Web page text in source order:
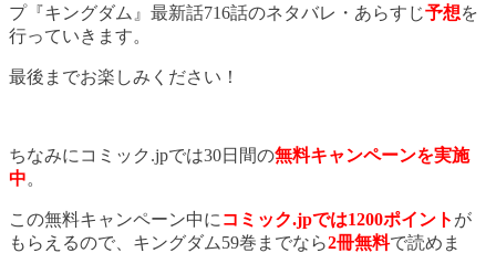
プ『キングダム』最新話716話のネタバレ・あらすじ予想を
行っていきます。
最後までお楽しみください！
ちなみにコミック.jpでは30日間の無料キャンペーンを実施
中。
この無料キャンペーン中に コミック.jpでは1200ポイント が
もらえるので、キングダム59巻までなら2冊無料で読めま